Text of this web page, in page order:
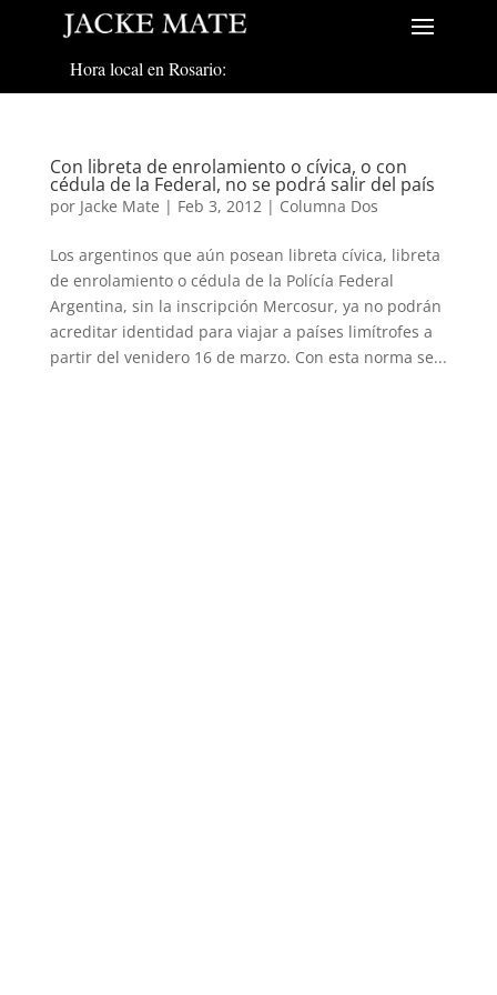
Hora local en Rosario:
Con libreta de enrolamiento o cívica, o con
cédula de la Federal, no se podrá salir del país
por Jacke Mate | Feb 3, 2012 | Columna Dos
Los argentinos que aún posean libreta cívica, libreta
de enrolamiento o cédula de la Polícía Federal
Argentina, sin la inscripción Mercosur, ya no podrán
acreditar identidad para viajar a países limítrofes a
partir del venidero 16 de marzo. Con esta norma se...